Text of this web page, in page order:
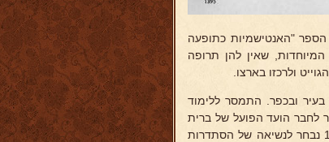
"האנטישמיות כתופעה
שאין להן תרופה
ולרכזו בארצו.
בעיר ובכפר. התמסר ללימוד
וחידש את פעילותו בחיים הציוניים ובעתונאות. ב-1937 נבחר לחבר הועד הפועל של ברית
הציונים הכלליים, ב-1943 לנשיאה, ובעת איחוד שני פלגי הגיונות הכללית ב-1946 נבחר לנשיאה של הסתדרות